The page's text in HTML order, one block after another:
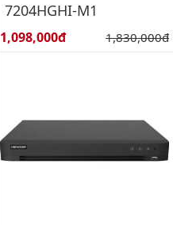
7204HGHI-M1
Giá bán:
1,098,000đ Giá gốc:
1,830,000đ